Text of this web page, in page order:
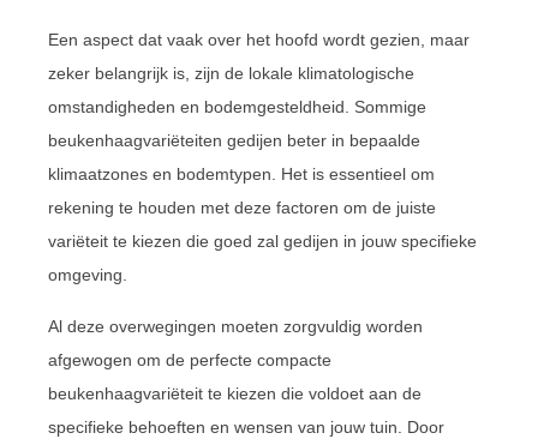
Een aspect dat vaak over het hoofd wordt gezien, maar
zeker belangrijk is, zijn de lokale klimatologische
omstandigheden en bodemgesteldheid. Sommige
beukenhaagvariëteiten gedijen beter in bepaalde
klimaatzones en bodemtypen. Het is essentieel om
rekening te houden met deze factoren om de juiste
variëteit te kiezen die goed zal gedijen in jouw specifieke
omgeving.
Al deze overwegingen moeten zorgvuldig worden
afgewogen om de perfecte compacte
beukenhaagvariëteit te kiezen die voldoet aan de
specifieke behoeften en wensen van jouw tuin. Door